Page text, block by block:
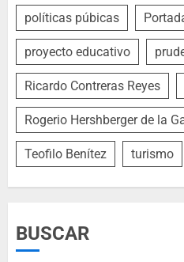
políticas púbicas
proyecto educativo
Ricardo Contreras Reyes
Rogerio Hershberger de la
Teofilo Benítez turismo
BUSCAR